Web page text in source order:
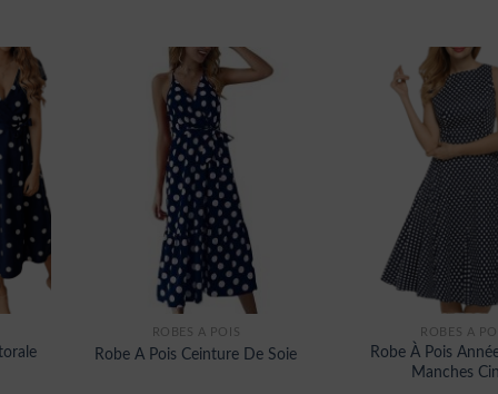
ROBES À POIS
Robe A Pois Ceinture De Soie
ROBES À
Robe À Pois
Manches